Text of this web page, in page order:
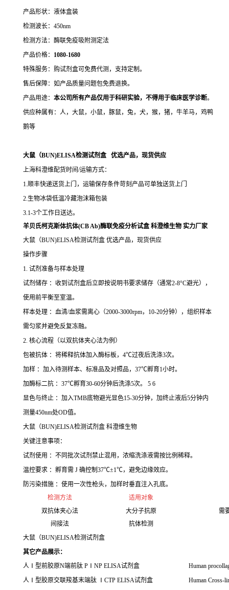
产品形状：液体盒装
检测波长：450nm
检测方法：酶联免疫吸附测定法
产品价格： 1080-1680
特殊服务：购试剂盒可免费代测，支持定制。
售后保障：如产品质量问题包免费退换。
产品用途： 本公司所有产品仅用于科研实验，不得用于临床医学诊断。
供应种属有：人，大鼠，小鼠，豚鼠，兔，犬，猴，猪，牛羊马，鸡鸭
鹅等
大鼠（BUN)ELISA检测试剂盒 优选产品，现货供应
上海科澄维配货时间/运输方式：
1.顺丰快递送货上门，运输保存条件苛刻产品可单独送货上门
2.生物冰袋低温冷藏泡沫箱包装
3.1-3个工作日送达。
羊贝氏柯克斯体抗体(CB Ab)酶联免疫分析试盒科澄维生物 实力厂家
大鼠（BUN)ELISA检测试剂盒 优选产品，现货供应
操作步骤
1. 试剂准备与样本处理
试剂储存 ：收到试剂盒后立即按说明书要求储存（通常2-8°C避光），
使用前平衡至室温。
样本处理 ：血清/血浆需离心（2000-3000rpm，10-20分钟），组织样本
需匀浆并避免反复冻融。
2. 核心流程（以双抗体夹心法为例）
包被抗体 ：将稀释抗体加入酶标板，4℃过夜后洗涤3次。
加样 ：加入待测样本、标准品及对照品，37℃孵育1小时。
加酶标二抗 ：37℃孵育30-60分钟后洗涤5次。 5 6
显色与终止 ：加入TMB底物避光显色15-30分钟，加终止液后5分钟内
测量450nm处OD值。
大鼠（BUN)ELISA检测试剂盒 科澄维生物
关键注意事项：
试剂使用 ：不同批次试剂禁止混用，浓缩洗涤液需按比例稀释。
温控要求 ：孵育需 J 确控制37℃±1℃，避免边缘效应。
防污染措施 ：使用一次性枪头，加样时垂直注入孔底。
检测方法
适用对象
双抗体夹心法
大分子抗原
需
间接法
抗体检测
大鼠（BUN)ELISA检测试剂盒
其它产品展示：
人 Ⅰ 型前胶原N端前肽 P Ⅰ NP ELISA试剂盒
Human
人 Ⅰ 型胶原交联羧基末端肽 Ⅰ CTP ELISA试剂盒
Human Cross-